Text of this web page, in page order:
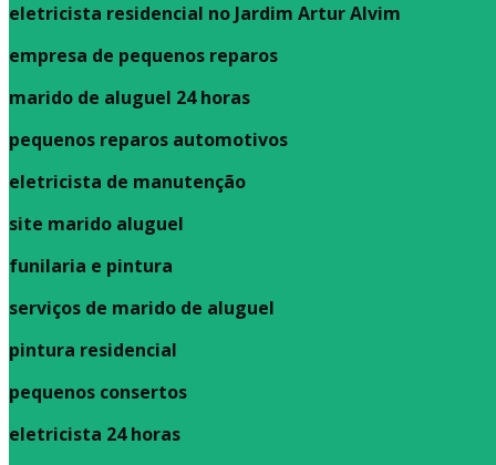
eletricista residencial no Jardim Artur Alvim
empresa de pequenos reparos
marido de aluguel 24 horas
pequenos reparos automotivos
eletricista de manutenção
site marido aluguel
funilaria e pintura
serviços de marido de aluguel
pintura residencial
pequenos consertos
eletricista 24 horas